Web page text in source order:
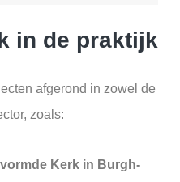
in de praktijk
afgerond in zowel de
zoals:
Kerk in Burgh-